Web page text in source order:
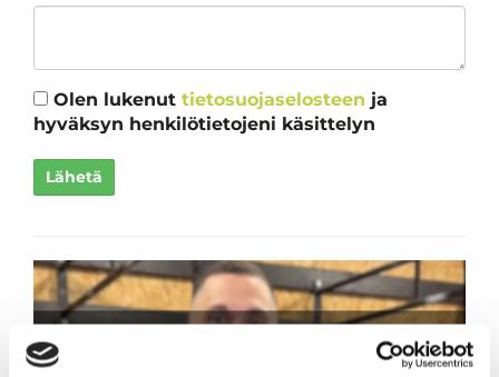
Olen lukenut tietosuojaselosteen ja
hyväksyn henkilötietojeni käsittelyn
Lähetä